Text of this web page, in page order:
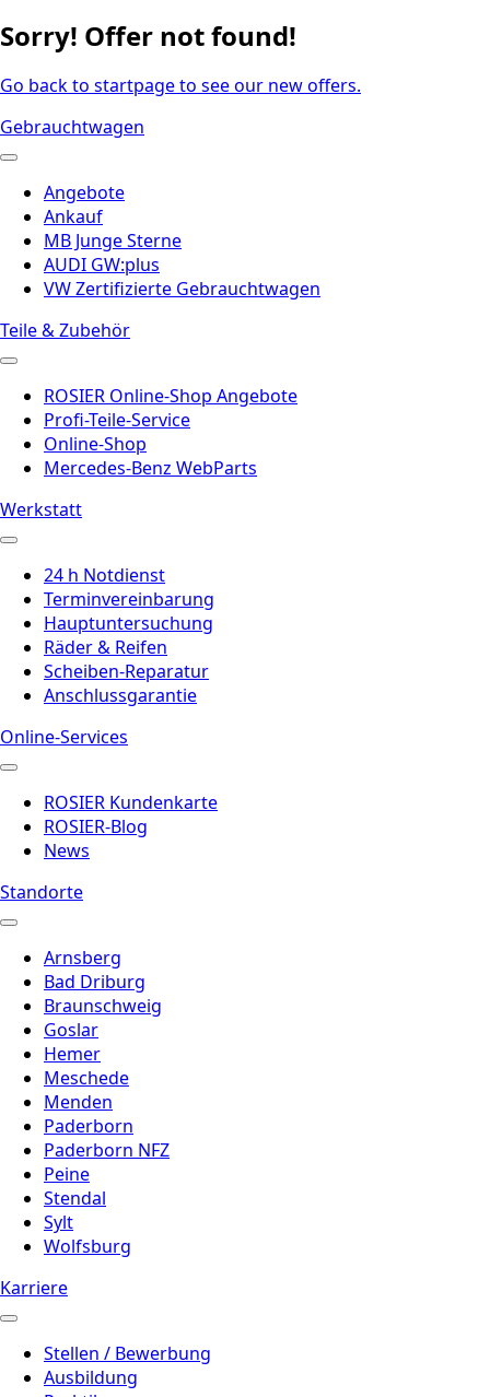
Sorry! Offer not found!
Go back to startpage to see our new offers.
Gebrauchtwagen
Angebote
Ankauf
MB Junge Sterne
AUDI GW:plus
VW Zertifizierte Gebrauchtwagen
Teile & Zubehör
ROSIER Online-Shop Angebote
Profi-Teile-Service
Online-Shop
Mercedes-Benz WebParts
Werkstatt
24 h Notdienst
Terminvereinbarung
Hauptuntersuchung
Räder & Reifen
Scheiben-Reparatur
Anschlussgarantie
Online-Services
ROSIER Kundenkarte
ROSIER-Blog
News
Standorte
Arnsberg
Bad Driburg
Braunschweig
Goslar
Hemer
Meschede
Menden
Paderborn
Paderborn NFZ
Peine
Stendal
Sylt
Wolfsburg
Karriere
Stellen / Bewerbung
Ausbildung